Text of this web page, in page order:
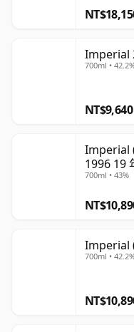
Imperial
700ml •
NT$9,640
Imperial
1996 19
700ml • 43%
Imperial
700ml •